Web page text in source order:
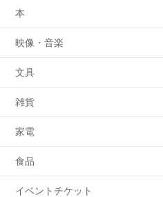
本
映像・音楽
文具
雑貨
家電
食品
イベントチケット